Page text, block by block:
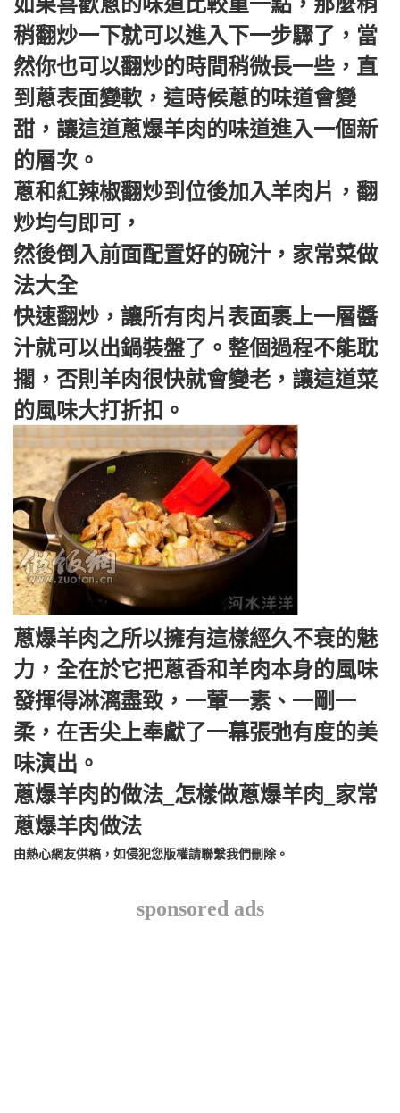
如果喜歡蔥的味道比較重一點，那麼稍
稍翻炒一下就可以進入下一步驟了，當
然你也可以翻炒的時間稍微長一些，直
到蔥表面變軟，這時候蔥的味道會變
甜，讓這道蔥爆羊肉的味道進入一個新
的層次。
蔥和紅辣椒翻炒到位後加入羊肉片，翻
炒均勻即可，
然後倒入前面配置好的碗汁， 家常菜做
法大全
快速翻炒，讓所有肉片表面裹上一層醬
汁就可以出鍋裝盤了。整個過程不能耽
擱，否則羊肉很快就會變老，讓這道菜
的風味大打折扣。
蔥爆羊肉之所以擁有這樣經久不衰的魅
力，全在於它把蔥香和羊肉本身的風味
發揮得淋漓盡致，一葷一素、一剛一
柔，在舌尖上奉獻了一幕張弛有度的美
味演出。
蔥爆羊肉的做法_怎樣做蔥爆羊肉_家常
蔥爆羊肉做法
由熱心網友供稿，如侵犯您版權請聯繫我們刪除。
sponsored ads